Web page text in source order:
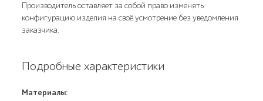
Производитель оставляет за собой право изменять
конфигурацию изделия на своё усмотрение без уведомления
заказчика.
Подробные характеристики
Материалы: